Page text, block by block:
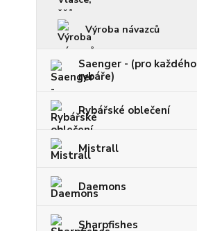
Výroba návazců
Saenger - (pro každého
rybáře)
Rybářské oblečení
Mistrall
Daemons
Sharpfishes